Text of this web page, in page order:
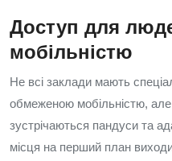
Доступ для
мобільністю
Не всі заклади мають
обмеженою мобільністю,
зустрічаються пандуси та
місця на перший план